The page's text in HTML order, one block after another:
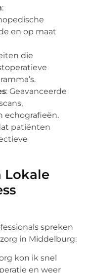
:
en op maat
die
: Geavanceerde
echografieën.
patiënten
Lokale
spreken
in Middelburg:
kon ik snel
en weer